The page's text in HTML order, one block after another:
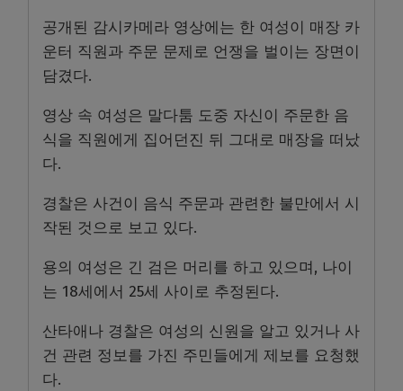
공개된 감시카메라 영상에는 한 여성이 매장 카
운터 직원과 주문 문제로 언쟁을 벌이는 장면이
담겼다.
영상 속 여성은 말다툼 도중 자신이 주문한 음
식을 직원에게 집어던진 뒤 그대로 매장을 떠났
다.
경찰은 사건이 음식 주문과 관련한 불만에서 시
작된 것으로 보고 있다.
용의 여성은 긴 검은 머리를 하고 있으며, 나이
는 18세에서 25세 사이로 추정된다.
산타애나 경찰은 여성의 신원을 알고 있거나 사
건 관련 정보를 가진 주민들에게 제보를 요청했
다.